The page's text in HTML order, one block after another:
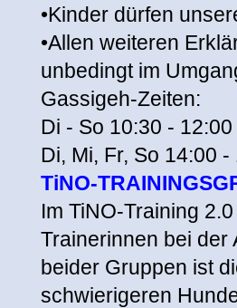
•Kinder dürfen
•Allen weiteren
unbedingt im
Gassigeh-Zeiten:
Di - So 10:30 -
Di, Mi, Fr, So 14:00
TiNO-
Im TiNO-Training
Trainerinnen bei der
beider Gruppen ist
schwierigeren